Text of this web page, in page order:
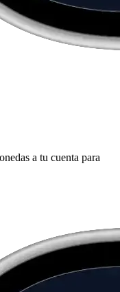
a tu cuenta para